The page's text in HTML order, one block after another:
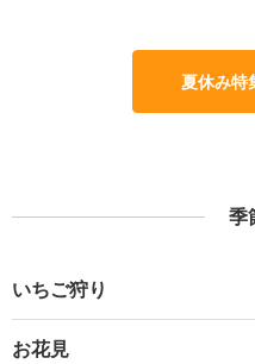
夏休み特
季
いちご狩り
お花見